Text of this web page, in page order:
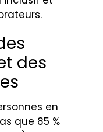
des
en
que 85 %